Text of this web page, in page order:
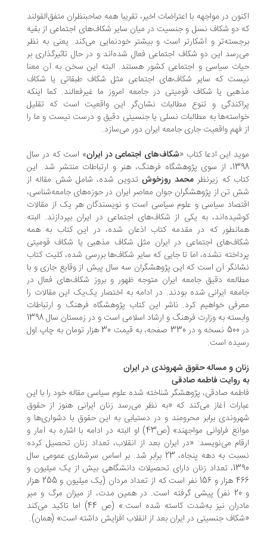
اکنون در مواجهه با اعتراضات اخیر، تقریبا همه صاحبنظران متفق‌القولند
که دو شکاف نسل و جنسیت در میان سایر شکاف‌های اجتماعی از بقیه
برجسته‌تر و آشکارتر است و بیشتر خودنمایی می‌کند. یعنی به نظر
می‌رسد این دو شکاف اجتماعی فعال شده‌اند و در حال تاثیرگذاری بر
حیات سیاسی و اجتماعی کشور هستند. البته این سخن به آن معنا
نیست که سایر شکاف‌های اجتماعی مثل شکاف طبقاتی یا شکاف
مذهبی یا شکاف قومیتی در جامعه امروز ما غیرفعالند. کما اینکه
پراکندگی و تنوع مطالبات نشان‌گر این واقعیت است که تقلیل
خواسته‌ها به مطالبات نسلی یا جنسیتی دقیق و درست نیست و ما را
از فهم واقعیت جاری جامعه ایران دور می‌سازد.
موید این ادعا کتاب «شکاف‌های اجتماعی در ایران» است که در سال
1398، از سوی پژوهشگاه فرهنگ، هنر و ارتباطات منتشر شد. این
کتاب که زیرنظر محمد روزخوش تدوین شده، شامل شش مقاله از
شش تن از پژوهشگران جوان معاصر ایران در حوزه‌های جامعه‌شناسی،
اقتصاد سیاسی و علوم سیاسی است و نویسندگان هر یک از مقالات
کوشیده‌اند، به یکی از شکاف‌های اجتماعی در ایران بپردازند. البته
همانطور که در مقدمه کتاب اذعان شده، در این کتاب به همه
شکاف‌های اجتماعی در ایران مثل شکاف مذهبی یا شکاف قومیتی
پرداخته نشده، اما تا جایی که سایر شکاف‌ها بررسی شده، کلیت کتاب
نشانگر آن است که این پژوهشگران سه سال پیش از وقایع جاری و با
مطالعه دقیق جامعه ایران متوجه ظهور و بروز شکاف‌های فعال در
جامعه ایرانی شده بودند. در ادامه به اختصار یک‌یک این مقالات را
معرفی خواهیم کرد. ناشر این کتاب پژوهشگاه فرهنگ و ارتباطات
وابسته به وزارت فرهنگ و ارشاد اسلامی است و در زمستان سال 1398
در 500 نسخه و در 330 صفحه، به قیمت 30 هزار تومان به چاپ اول
رسیده است.
زنان و مساله حقوق شهروندی در ایران
به روایت فاطمه صادقی
فاطمه صادقی، پژوهشگر شناخته شده علوم سیاسی مقاله خود را با این
عبارات آغاز می‌کند که «به نظر می‌رسد زنان ایرانی هنوز از حقوق
شهروندی برابر محرومند و در دستیابی به این حقوق با دشواری‌ها و
موانع فراوانی مواجهند» (ص43) او البته در ادامه با اشاره به آمار و
ارقام می‌نویسد: «در ایران بعد از انقلاب، تعداد زنان تحصیل کرده
نسبت به دهه پنجاه، 23 برابر شد. بر اساس سرشماری عمومی سال
1390، تعداد زنان دارای تحصیلات دانشگاهی بیش از یک میلیون و
466 هزار و 156 نفر است که از تعداد مردان (یک میلیون و 255 هزار
و 20 نفر) پیشی گرفته است. در همین مدت، از میزان مرگ و میر
مادران نیز به‌شدت کاسته شده است.» (ص 44) اما تاکید می‌کند
«شکاف جنسیتی در ایران بعد از انقلاب افزایش داشته است» (همان)‌.